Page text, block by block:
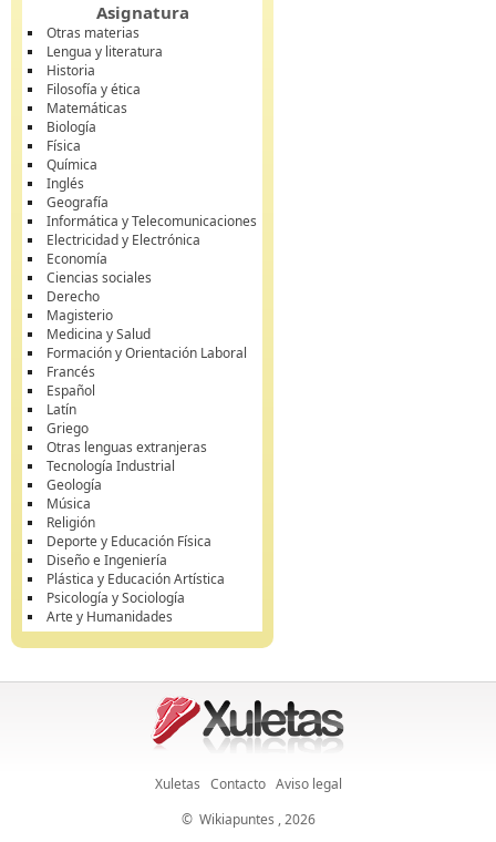
Asignatura
Otras materias
Lengua y literatura
Historia
Filosofía y ética
Matemáticas
Biología
Física
Química
Inglés
Geografía
Informática y Telecomunicaciones
Electricidad y Electrónica
Economía
Ciencias sociales
Derecho
Magisterio
Medicina y Salud
Formación y Orientación Laboral
Francés
Español
Latín
Griego
Otras lenguas extranjeras
Tecnología Industrial
Geología
Música
Religión
Deporte y Educación Física
Diseño e Ingeniería
Plástica y Educación Artística
Psicología y Sociología
Arte y Humanidades
Xuletas Contacto Aviso legal
© Wikiapuntes , 2026